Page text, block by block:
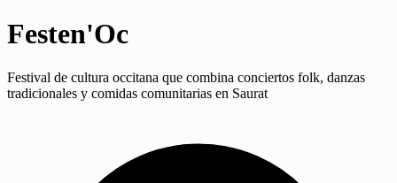
Festen'Oc
Festival de cultura occitana que combina conciertos folk, danzas
tradicionales y comidas comunitarias en Saurat